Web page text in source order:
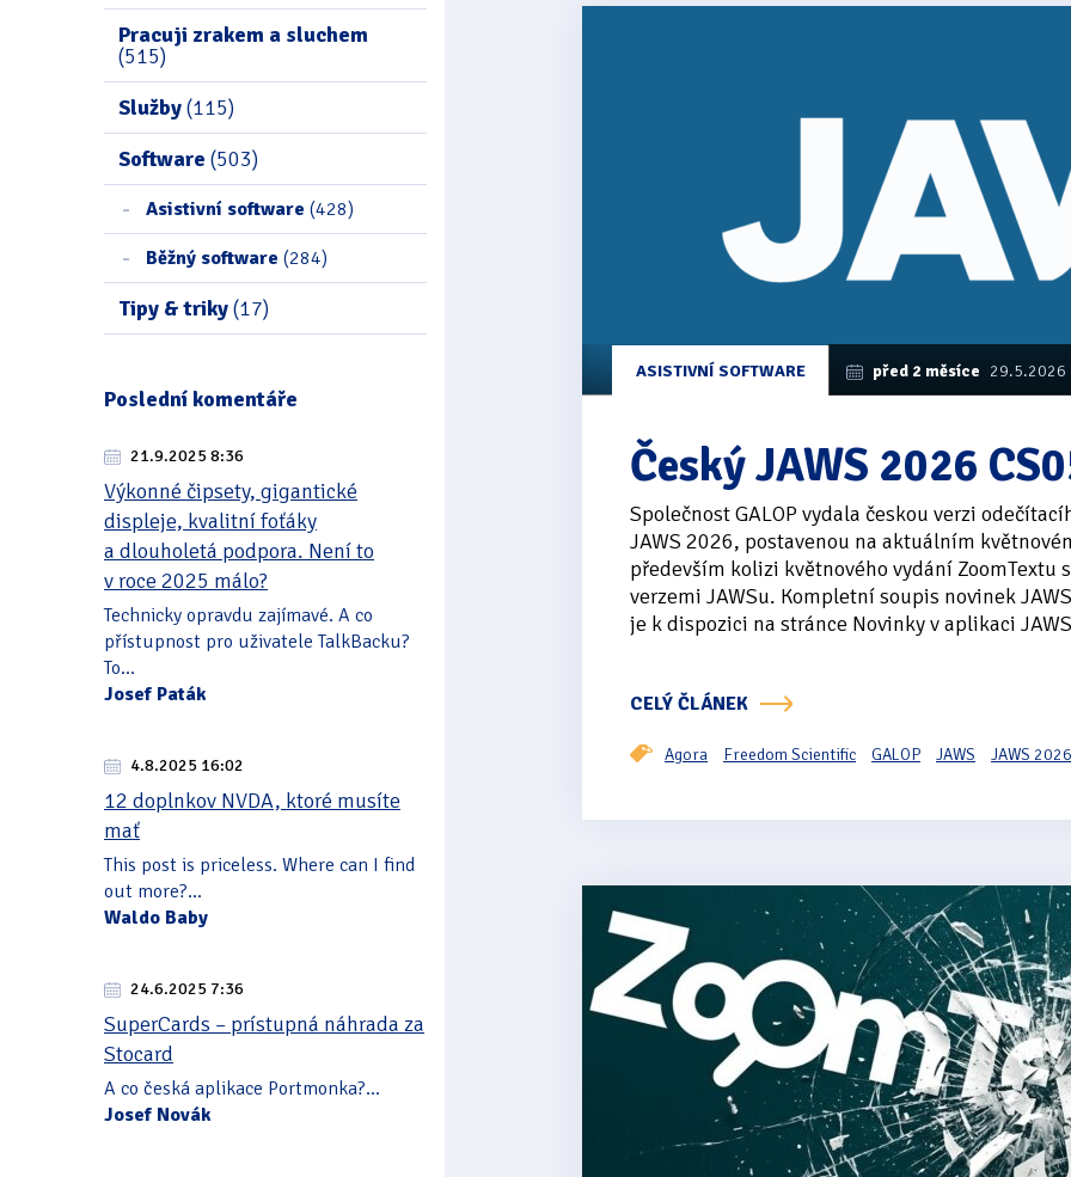
Pracuji zrakem a sluchem
(515)
Služby(115)
Software (503)
Asistivní software (428)
Běžný software (284)
Tipy & triky(17)
Poslední komentáře
21.9.2025 8:36
Výkonné čipsety, gigantické
displeje, kvalitní foťáky
a dlouholetá podpora. Není to
v roce 2025 málo?
Technicky opravdu zajímavé. A co
přístupnost pro uživatele TalkBacku?
To...
Josef Paták
4.8.2025 16:02
12 doplnkov NVDA, ktoré musíte
mať
This post is priceless. Where can I find
out more?...
Waldo Baby
24.6.2025 7:36
SuperCards – prístupná náhrada za
Stocard
A co česká aplikace Portmonka?...
Josef Novák
ASISTIVNÍ SOFTWARE před 2 měsíce 29.5.2026
Český JAWS 2026
Společnost GALOP vydala českou verzi
JAWS 2026, postavenou na aktuálním
především kolizi květnového vydání ZoomTextu
verzemi JAWSu. Kompletní soupis novinek
je k dispozici na stránce Novinky v aplikaci
CELÝ ČLÁNEK
Agora Freedom Scientific GALOP JAWS JAWS 2026